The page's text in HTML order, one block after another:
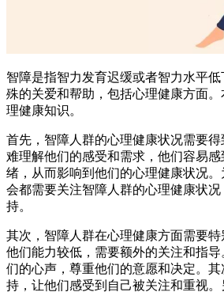
智障是指智力发育迟缓或者智力水平
殊的关爱和帮助，包括心理健康方面
理健康知识。
首先，智障人群的心理健康状况需要
难理解他们的感受和需求，他们容易
绪，从而影响到他们的心理健康状况
会都需要关注智障人群的心理健康状
持。
其次，智障人群在心理健康方面需要
他们能力较低，需要额外的关注和指
们的心声，尊重他们的意愿和决定。
持，让他们感受到自己被关注和重视